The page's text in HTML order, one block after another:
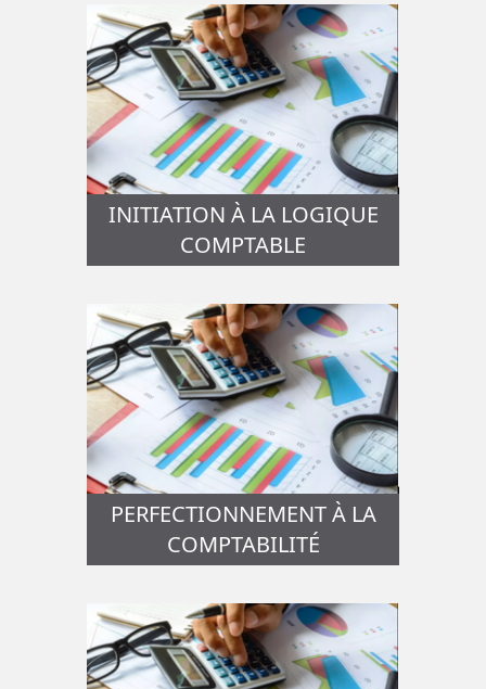
INITIATION À LA LOGIQUE
COMPTABLE
PERFECTIONNEMENT À LA
COMPTABILITÉ